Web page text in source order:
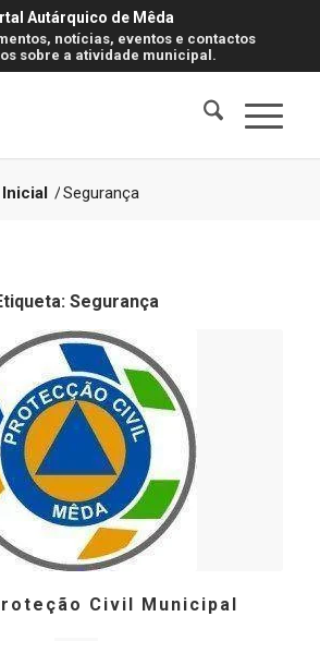
Autárquico de Mêda
notícias, eventos e contactos
sobre a atividade municipal.
Inicial /Segurança
Segurança
Civil Municipal